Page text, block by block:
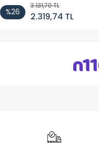
%26
3.131,70 TL
2.319,74 TL